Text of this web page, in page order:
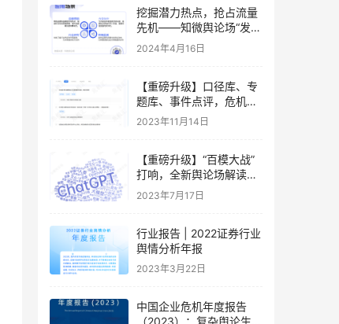
挖掘潜力热点，抢占流量
先机——知微舆论场“发现
热点”全新上线
2024年4月16日
【重磅升级】口径库、专
题库、事件点评，危机洞
察的新方式来了
2023年11月14日
【重磅升级】“百模大战”
打响，全新舆论场解读AI
大模型热潮
2023年7月17日
行业报告 | 2022证券行业
舆情分析年报
2023年3月22日
中国企业危机年度报告